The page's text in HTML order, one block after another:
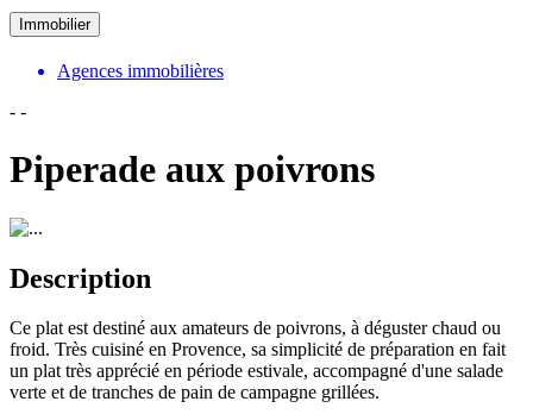
Immobilier
Agences immobilières
- -
Piperade aux poivrons
Description
Ce plat est destiné aux amateurs de poivrons, à déguster chaud ou
froid. Très cuisiné en Provence, sa simplicité de préparation en fait
un plat très apprécié en période estivale, accompagné d'une salade
verte et de tranches de pain de campagne grillées.